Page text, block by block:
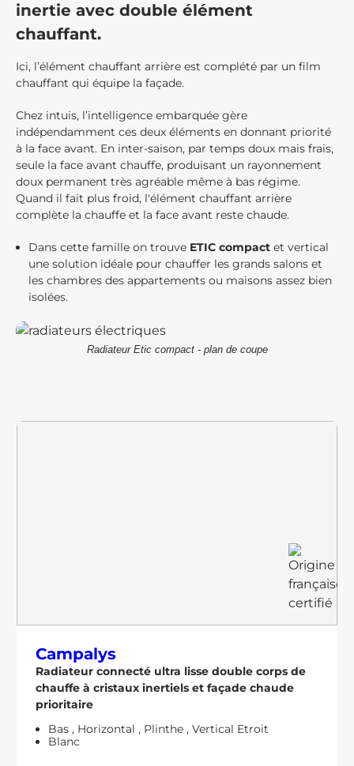
inertie avec double élément
chauffant.
Ici, l’élément chauffant arrière est complété par un film
chauffant qui équipe la façade.
Chez intuis, l’intelligence embarquée gère
indépendamment ces deux éléments en donnant priorité
à la face avant. En inter-saison, par temps doux mais frais,
seule la face avant chauffe, produisant un rayonnement
doux permanent très agréable même à bas régime.
Quand il fait plus froid, l'élément chauffant arrière
complète la chauffe et la face avant reste chaude.
Dans cette famille on trouve ETIC compact et vertical
une solution idéale pour chauffer les grands salons et
les chambres des appartements ou maisons assez bien
isolées.
Radiateur Etic compact - plan de coupe
Campalys
Radiateur connecté ultra lisse double corps de
chauffe à cristaux inertiels et façade chaude
prioritaire
Bas , Horizontal , Plinthe , Vertical Etroit
Blanc